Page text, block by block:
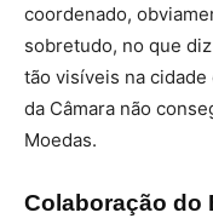
coordenado,
sobretudo, no que
tão visíveis na
da Câmara não
Moedas.
Colaboração do